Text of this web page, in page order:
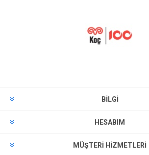
BILGI
HESABIM
MÜŞTERI HIZMETLERI